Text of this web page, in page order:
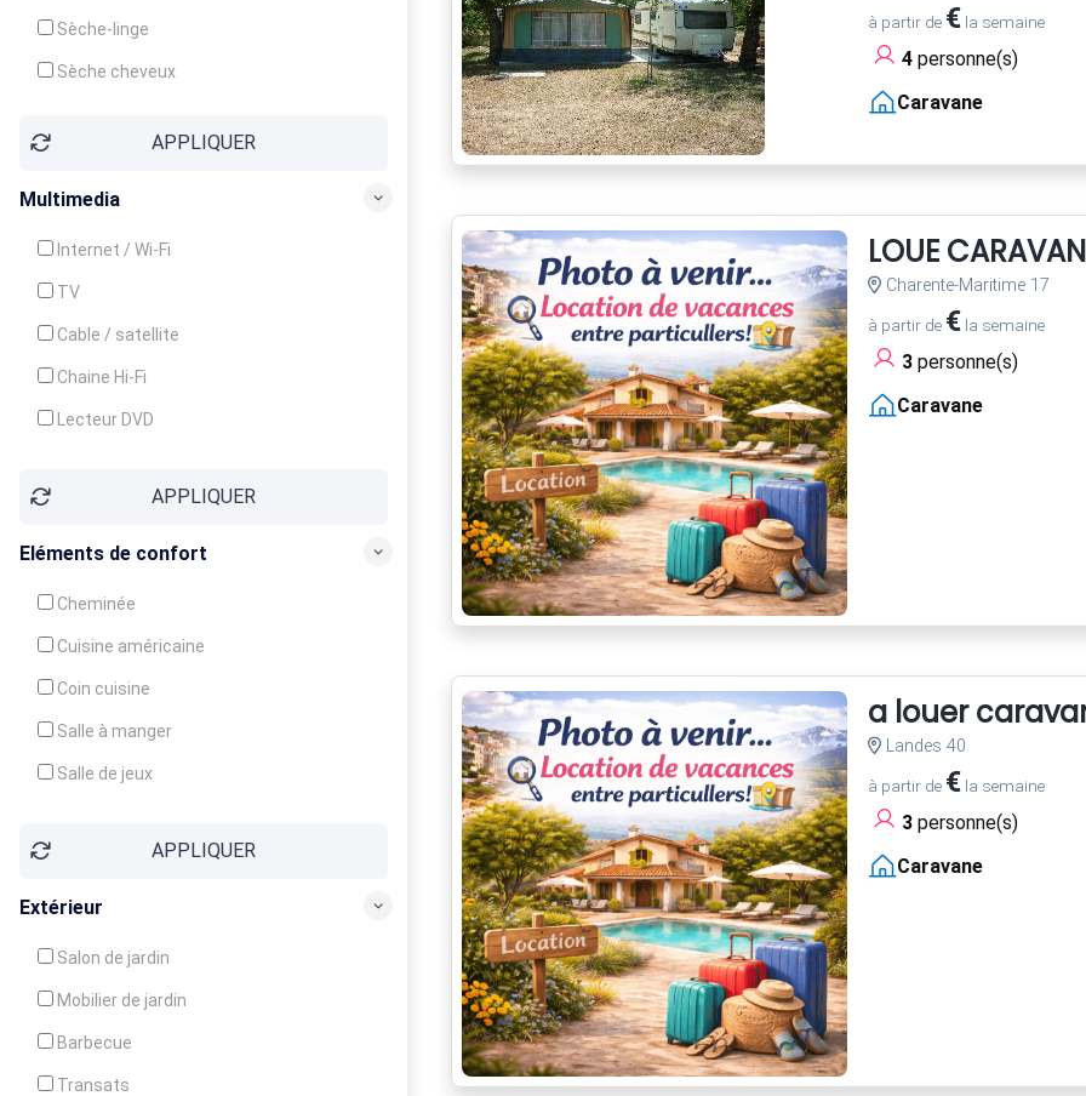
Sèche-linge
Sèche cheveux
APPLIQUER
Multimedia
Internet / Wi-Fi
TV
Cable / satellite
Chaine Hi-Fi
Lecteur DVD
APPLIQUER
Eléments de confort
Cheminée
Cuisine américaine
Coin cuisine
Salle à manger
Salle de jeux
Balcon / Terrasse
APPLIQUER
Extérieur
Salon de jardin
Mobilier de jardin
Barbecue
Transats
à partir de €la semaine
4personne(s)
Caravane
LOUE
Charente-Maritime 17
à partir de €la semaine
3personne(s)
Caravane
a louer
Landes 40
à partir de €la semaine
3personne(s)
Caravane